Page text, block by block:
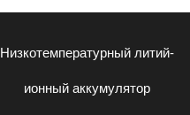
Низкотемпературный литий-
ионный аккумулятор